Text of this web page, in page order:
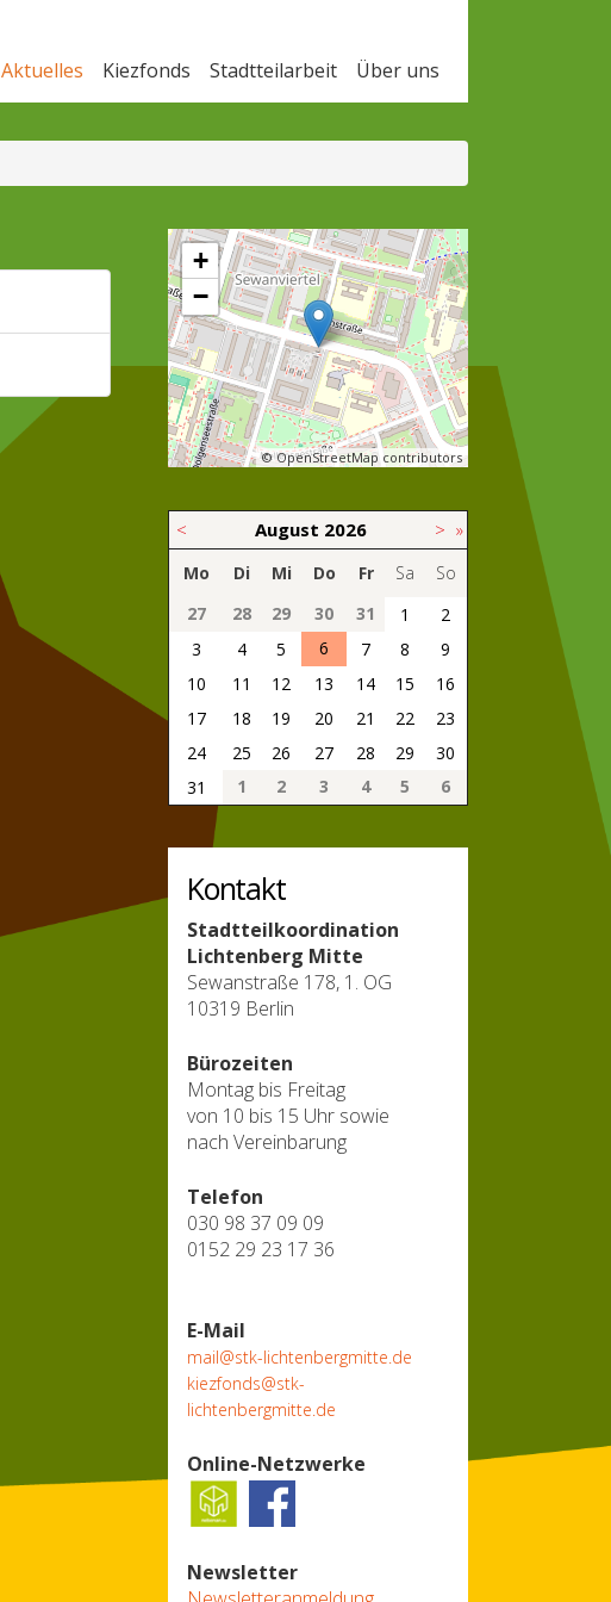
Aktuelles Kiezfonds Stadtteilarbeit Über uns
+
−
© OpenStreetMap contributors
< August 2026 > »
Mo Di Mi Do Fr Sa
So
27
28 29 30 31 1
2
3
4 5 6 7 8
9
10
11 12 13 14 15
16
17
18 19 20 21 22
23
24
25 26 27 28 29
30
31
1 2 3 4 5 6
Kontakt
Stadtteilkoordination
Lichtenberg Mitte
Sewanstraße 178, 1. OG
10319 Berlin
Bürozeiten
Montag bis Freitag
von 10 bis 15 Uhr sowie
nach Vereinbarung
Telefon
030 98 37 09 09
0152 29 23 17 36
E-Mail
mail@stk-lichtenbergmitte.de
kiezfonds@stk-
lichtenbergmitte.de
Online-Netzwerke
Newsletter